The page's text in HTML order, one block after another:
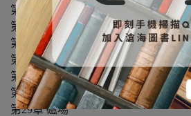
第23章 電場
第24章 高斯定律
第25章 電位
第26章 電容器與介電質
第27章 電流與電阻
第28章 直流電路
第29章 磁場